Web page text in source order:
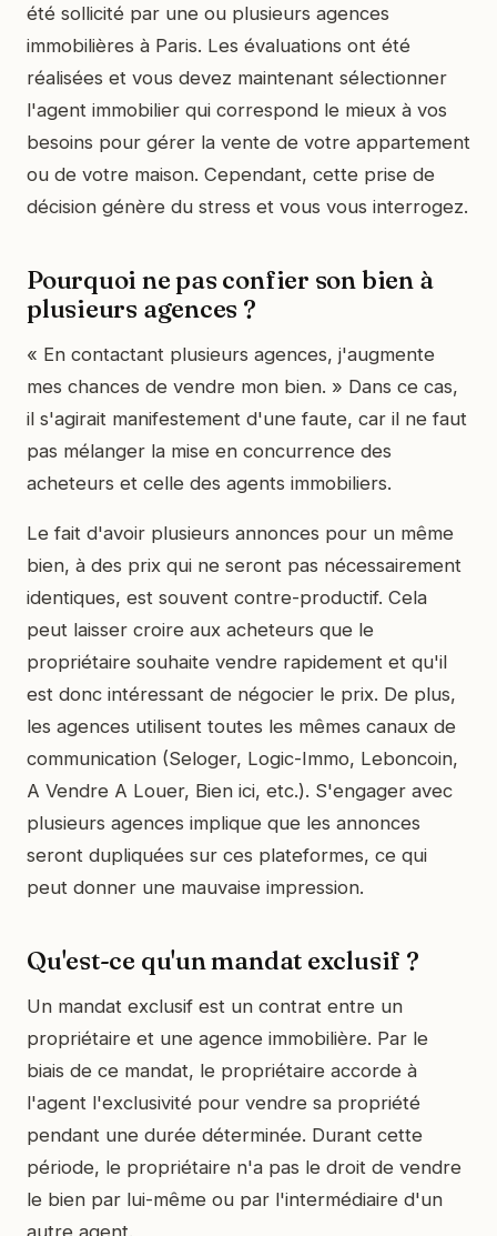
été sollicité par une ou plusieurs agences
immobilières à Paris. Les évaluations ont été
réalisées et vous devez maintenant sélectionner
l'agent immobilier qui correspond le mieux à vos
besoins pour gérer la vente de votre appartement
ou de votre maison. Cependant, cette prise de
décision génère du stress et vous vous interrogez.
Pourquoi ne pas confier son bien à
plusieurs agences ?
« En contactant plusieurs agences, j'augmente
mes chances de vendre mon bien. » Dans ce cas,
il s'agirait manifestement d'une faute, car il ne faut
pas mélanger la mise en concurrence des
acheteurs et celle des agents immobiliers.
Le fait d'avoir plusieurs annonces pour un même
bien, à des prix qui ne seront pas nécessairement
identiques, est souvent contre-productif. Cela
peut laisser croire aux acheteurs que le
propriétaire souhaite vendre rapidement et qu'il
est donc intéressant de négocier le prix. De plus,
les agences utilisent toutes les mêmes canaux de
communication (Seloger, Logic-Immo, Leboncoin,
A Vendre A Louer, Bien ici, etc.). S'engager avec
plusieurs agences implique que les annonces
seront dupliquées sur ces plateformes, ce qui
peut donner une mauvaise impression.
Qu'est-ce qu'un mandat exclusif ?
Un mandat exclusif est un contrat entre un
propriétaire et une agence immobilière. Par le
biais de ce mandat, le propriétaire accorde à
l'agent l'exclusivité pour vendre sa propriété
pendant une durée déterminée. Durant cette
période, le propriétaire n'a pas le droit de vendre
le bien par lui-même ou par l'intermédiaire d'un
autre agent.